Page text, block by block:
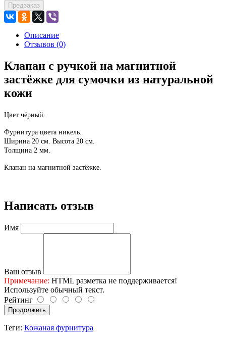
Предзаказ
Описание
Отзывов (0)
Клапан с ручкой на магнитной
застёжке для сумочки из натуральной
кожи
Цвет чёрный.
Фурнитура цвета никель.
Ширина 20 см. Высота 20 см.
Толщина 2 мм.
Клапан на магнитной застёжке.
Написать отзыв
Имя
Ваш отзыв
Примечание: HTML разметка не поддерживается!
Используйте обычный текст.
Рейтинг
Продолжить
Теги: Кожаная фурнитура